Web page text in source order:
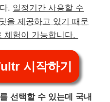
. 일정기간 사용할 수
을 제공하고 있기 때문
체험이 가능합니다.
시작하기
선택할 수 있는데 국내